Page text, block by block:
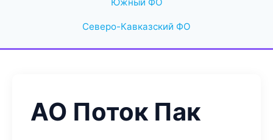
Северо-Кавказский ФО
АО Поток Пак